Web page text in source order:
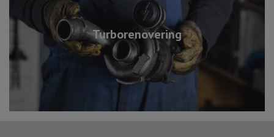
Turborenovering